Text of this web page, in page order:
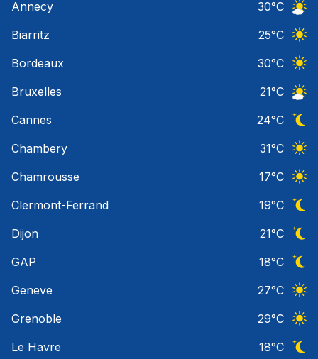
Annecy
30°C
Biarritz
25°C
Bordeaux
30°C
Bruxelles
21°C
Cannes
24°C
Chambery
31°C
Chamrousse
17°C
Clermont-Ferrand
19°C
Dijon
21°C
GAP
18°C
Geneve
27°C
Grenoble
29°C
Le Havre
18°C